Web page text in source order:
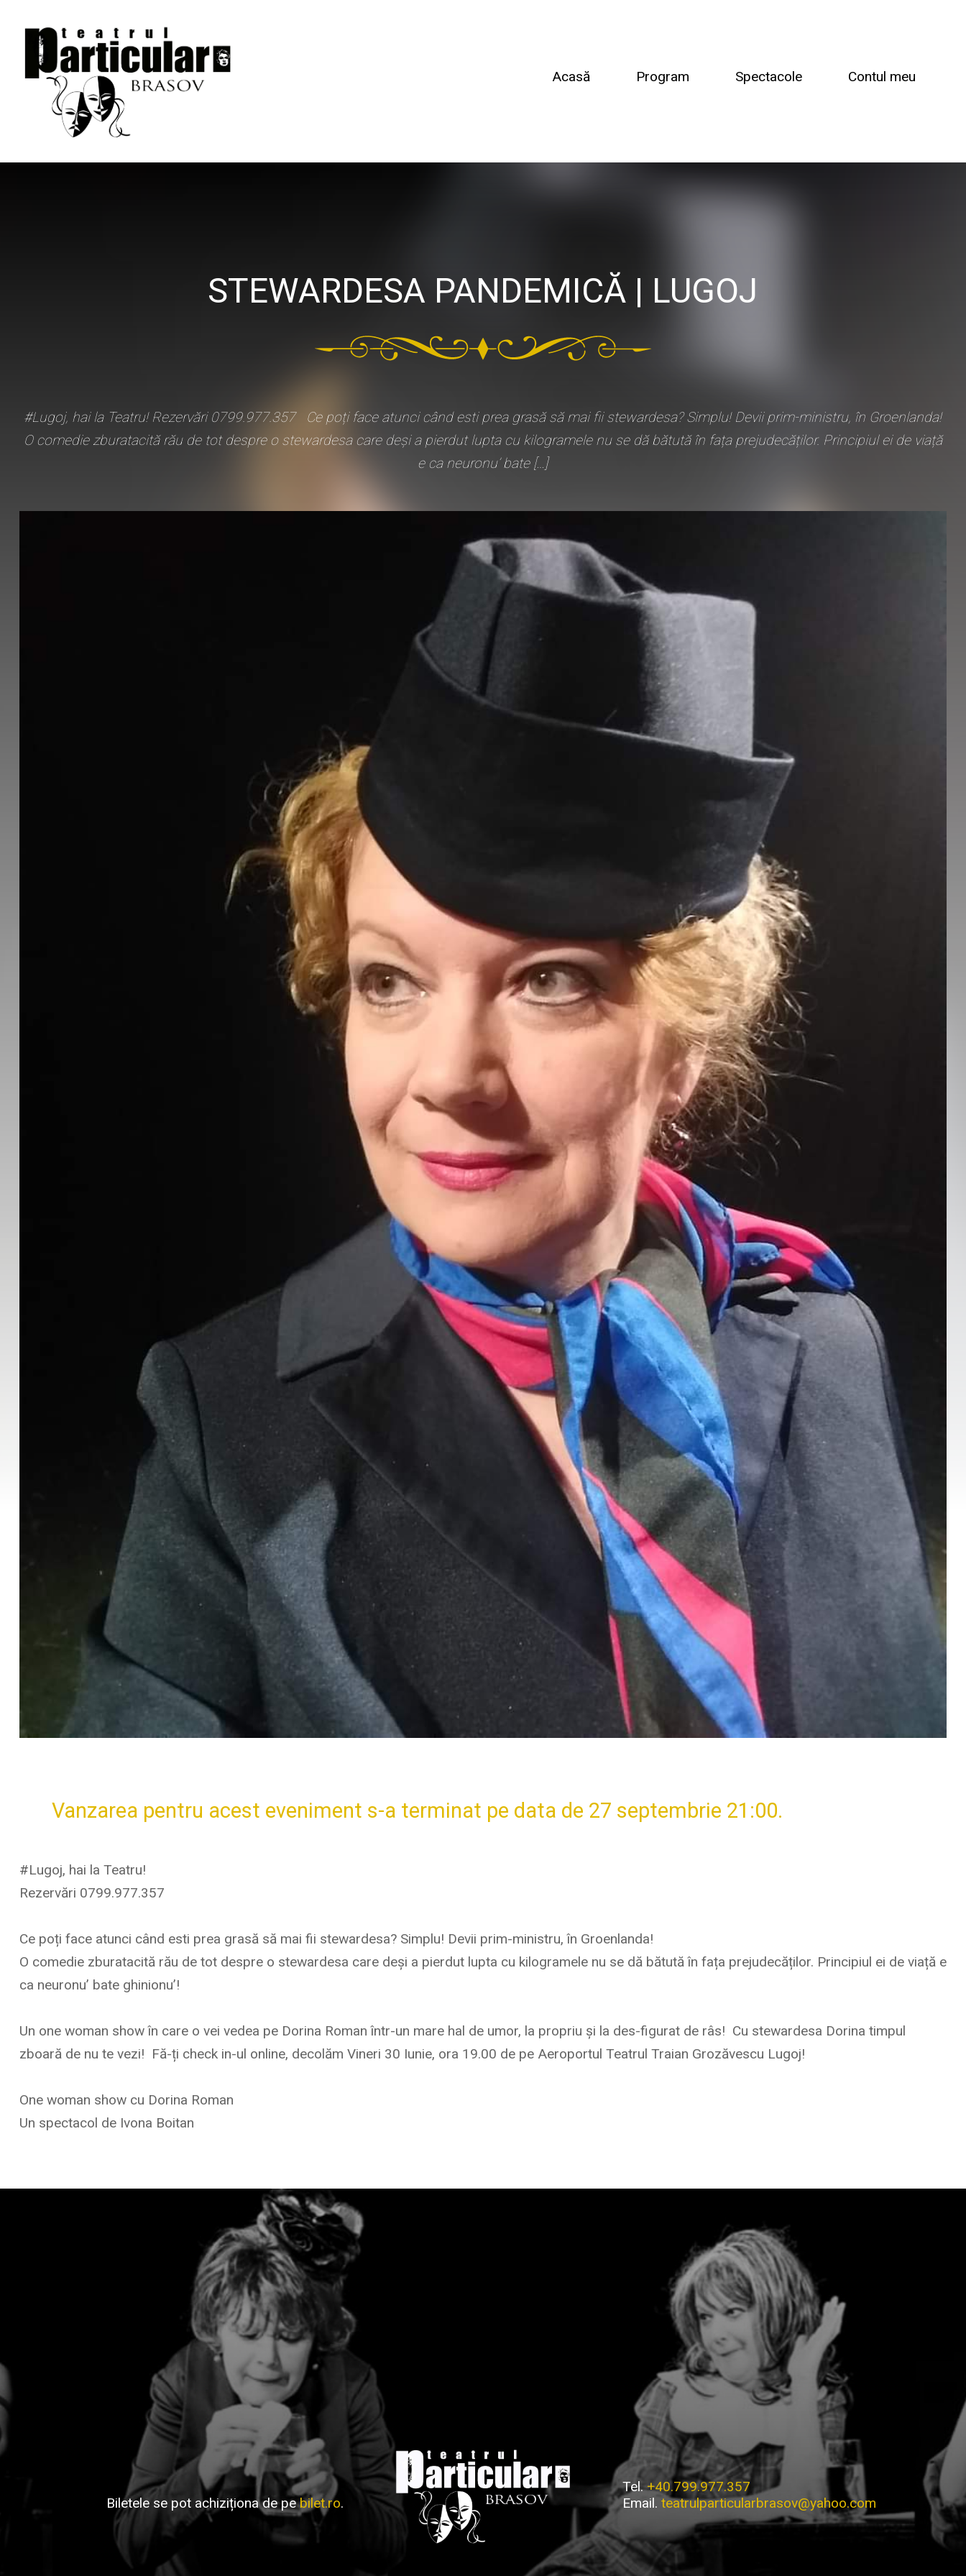
Acasă Program Spectacole Contul meu
STEWARDESA PANDEMICĂ | LUGOJ
#Lugoj, hai la Teatru! Rezervări 0799.977.357 Ce poți face atunci când esti prea grasă să mai fii stewardesa? Simplu! Devii prim-ministru, în Groenlanda!
O comedie zburatacită rău de tot despre o stewardesa care deși a pierdut lupta cu kilogramele nu se dă bătută în fața prejudecăților. Principiul ei de viață
e ca neuronu’ bate […]
Vanzarea pentru acest eveniment s-a terminat pe data de 27 septembrie 21:00.
#Lugoj, hai la Teatru!
Rezervări 0799.977.357
Ce poți face atunci când esti prea grasă să mai fii stewardesa? Simplu! Devii prim-ministru, în Groenlanda!
O comedie zburatacită rău de tot despre o stewardesa care deși a pierdut lupta cu kilogramele nu se dă bătută în fața prejudecăților. Principiul ei de viață e
ca neuronu’ bate ghinionu’!
Un one woman show în care o vei vedea pe Dorina Roman într-un mare hal de umor, la propriu și la des-figurat de râs! Cu stewardesa Dorina timpul
zboară de nu te vezi! Fă-ți check in-ul online, decolăm Vineri 30 Iunie, ora 19.00 de pe Aeroportul Teatrul Traian Grozăvescu Lugoj!
One woman show cu Dorina Roman
Un spectacol de Ivona Boitan
Biletele se pot achiziționa de pebilet.ro.
Tel.+40.799.977.357
Email. teatrulparticularbrasov@yahoo.com